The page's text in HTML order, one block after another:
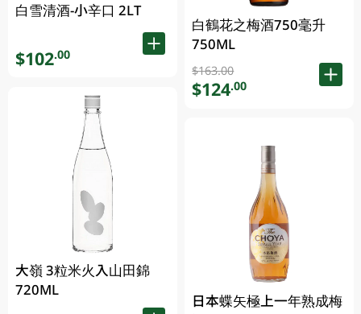
白雪清酒-小辛口 2LT
$102.00
大嶺 3粒米火入山田錦
720ML
白鶴花之梅酒750毫升
750ML
$163.00
$124.00
日本蝶矢極上一年熟成梅